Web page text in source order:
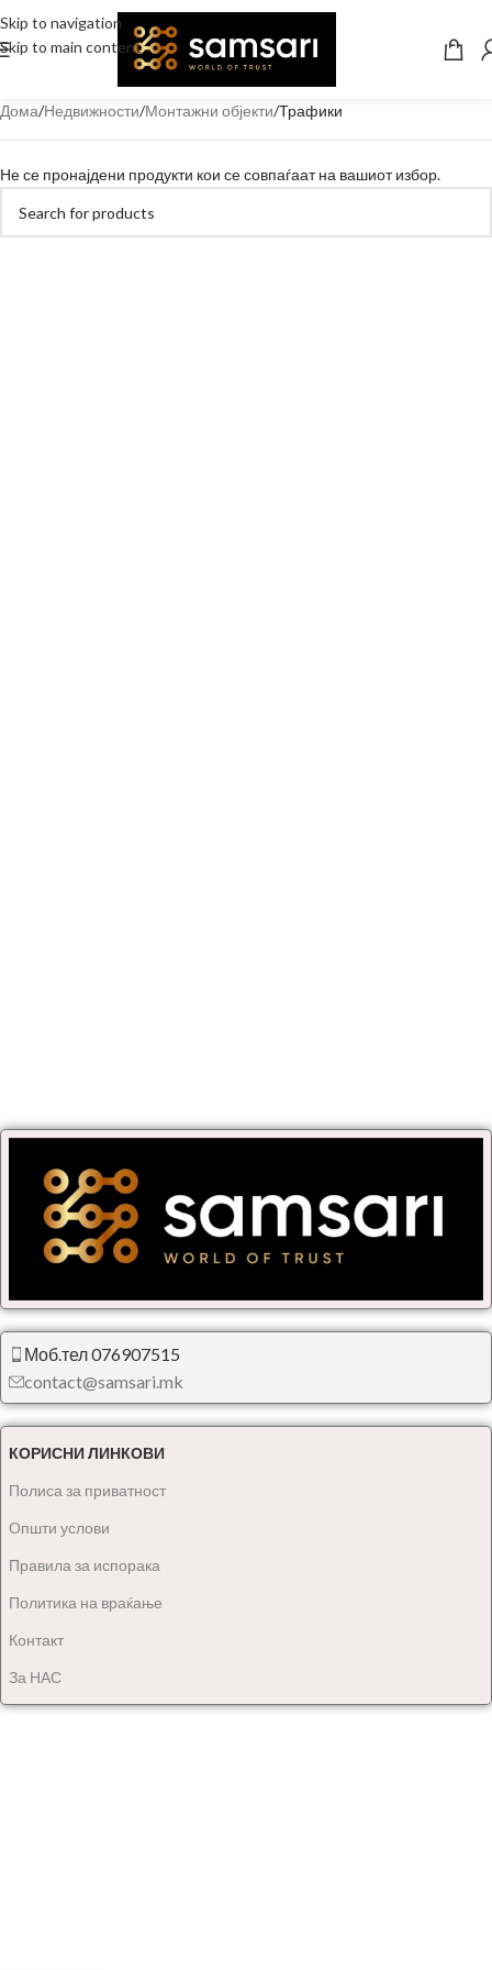
Skip to navigation
Skip to main content
Дома Недвижности Монтажни објекти Трафики
Не се пронајдени продукти кои се совпаѓаат на вашиот избор.
Моб.тел 076907515
contact@samsari.mk
КОРИСНИ ЛИНКОВИ
Полиса за приватност
Општи услови
Правила за испорака
Политика на враќање
Контакт
За НАС